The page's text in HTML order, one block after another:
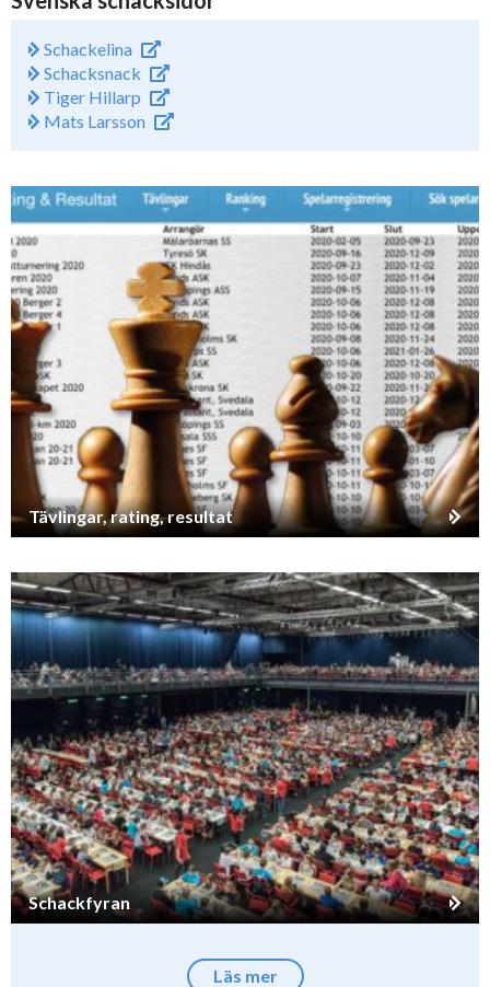
Schackelina
Schacksnack
Tiger Hillarp
Mats Larsson
Tävlingar, rating, resultat
Schackfyran
Läs mer